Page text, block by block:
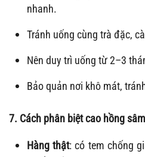
nhanh.
Tránh uống cùng trà đặc,
Nên duy trì uống từ 2–3
Bảo quản nơi khô mát,
7. Cách phân biệt cao hồng
Hàng thật: có tem chống